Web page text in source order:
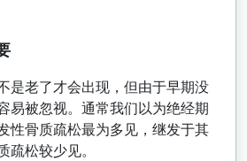
是老了才会出现，但由于早期没
易被忽视。通常我们以为绝经期
性骨质疏松最为多见，继发于其
松较少见。